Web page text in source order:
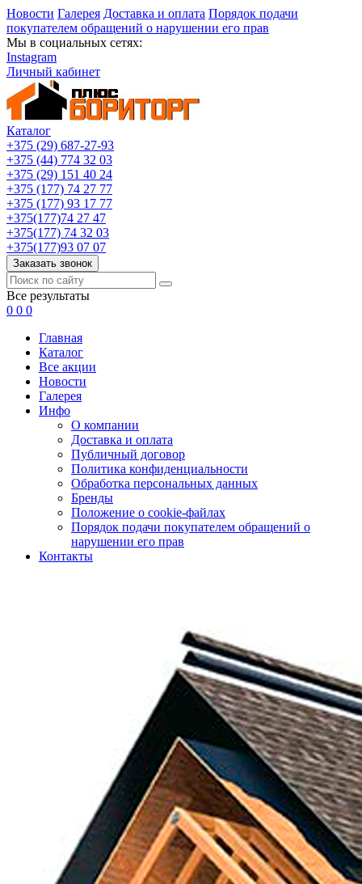
Новости Галерея Доставка и оплата Порядок подачи
покупателем обращений о нарушении его прав
Мы в социальных сетях:
Instagram
Личный кабинет
Каталог
+375 (29) 687-27-93
+375 (44) 774 32 03
+375 (29) 151 40 24
+375 (177) 74 27 77
+375 (177) 93 17 77
+375(177)74 27 47
+375(177) 74 32 03
+375(177)93 07 07
Заказать звонок
Все результаты
0 0 0
Главная
Каталог
Все акции
Новости
Галерея
Инфо
О компании
Доставка и оплата
Публичный договор
Политика конфиденциальности
Обработка персональных данных
Бренды
Положение о cookie-файлах
Порядок подачи покупателем обращений о
нарушении его прав
Контакты